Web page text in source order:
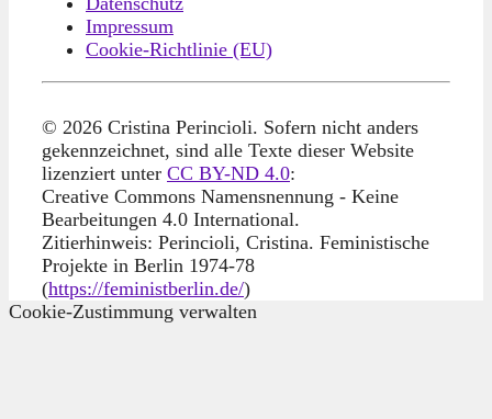
Impressum
Cookie-Richtlinie (EU)
© 2026 Cristina Perincioli. Sofern nicht anders
gekennzeichnet, sind alle Texte dieser Website
lizenziert unter CC BY-ND 4.0:
Creative Commons Namensnennung - Keine
Bearbeitungen 4.0 International.
Zitierhinweis: Perincioli, Cristina. Feministische
Projekte in Berlin 1974-78
(https://feministberlin.de/)
Cookie-Zustimmung verwalten